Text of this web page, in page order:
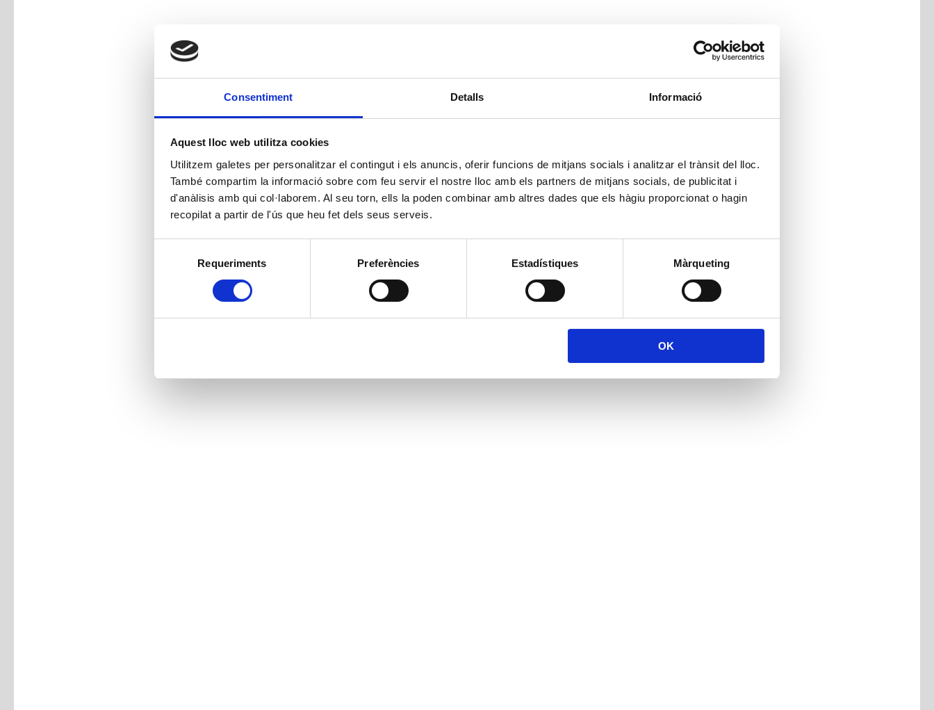
Consentiment Detalls Informació
Aquest lloc web utilitza cookies
Utilitzem galetes per personalitzar el contingut i els anuncis, oferir funcions de mitjans socials i analitzar el trànsit del lloc.
També compartim la informació sobre com feu servir el nostre lloc amb els partners de mitjans socials, de publicitat i
d'anàlisis amb qui col·laborem. Al seu torn, ells la poden combinar amb altres dades que els hàgiu proporcionat o hagin
recopilat a partir de l'ús que heu fet dels seus serveis.
consentiment
Requeriments Preferències Estadístiques Màrqueting
OK